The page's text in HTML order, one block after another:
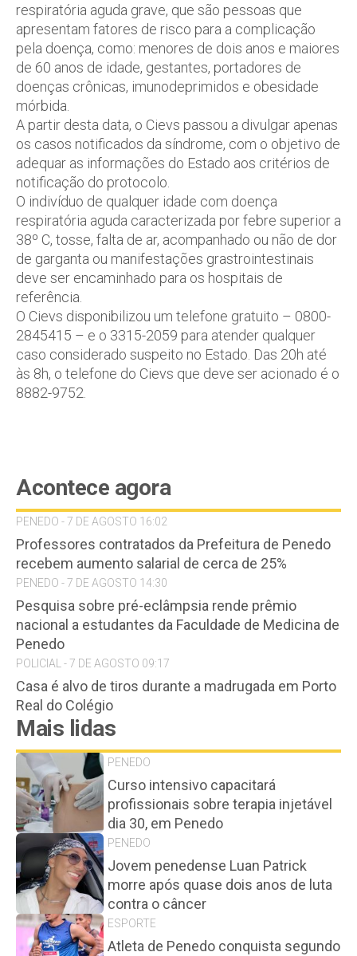
respiratória aguda grave, que são pessoas que
apresentam fatores de risco para a complicação
pela doença, como: menores de dois anos e maiores
de 60 anos de idade, gestantes, portadores de
doenças crônicas, imunodeprimidos e obesidade
mórbida.
A partir desta data, o Cievs passou a divulgar apenas
os casos notificados da síndrome, com o objetivo de
adequar as informações do Estado aos critérios de
notificação do protocolo.
O indivíduo de qualquer idade com doença
respiratória aguda caracterizada por febre superior a
38º C, tosse, falta de ar, acompanhado ou não de dor
de garganta ou manifestações grastrointestinais
deve ser encaminhado para os hospitais de
referência.
O Cievs disponibilizou um telefone gratuito – 0800-
2845415 – e o 3315-2059 para atender qualquer
caso considerado suspeito no Estado. Das 20h até
às 8h, o telefone do Cievs que deve ser acionado é o
8882-9752.
Acontece agora
PENEDO - 7 DE AGOSTO 16:02
Professores contratados da Prefeitura de Penedo
recebem aumento salarial de cerca de 25%
PENEDO - 7 DE AGOSTO 14:30
Pesquisa sobre pré-eclâmpsia rende prêmio
nacional a estudantes da Faculdade de Medicina de
Penedo
POLICIAL - 7 DE AGOSTO 09:17
Casa é alvo de tiros durante a madrugada em Porto
Real do Colégio
Mais lidas
PENEDO
Curso intensivo capacitará
profissionais sobre terapia injetável
dia 30, em Penedo
PENEDO
Jovem penedense Luan Patrick
morre após quase dois anos de luta
contra o câncer
ESPORTE
Atleta de Penedo conquista segundo